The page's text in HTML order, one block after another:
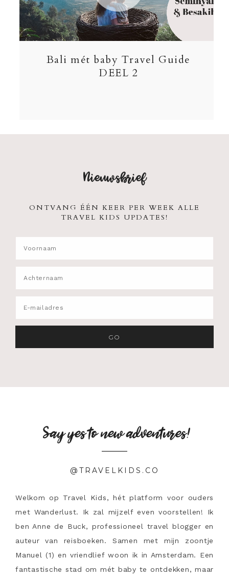
Bali mét baby Travel Guide
DEEL 2
Nieuwsbrief
ONTVANG ÉÉN KEER PER WEEK ALLE
TRAVEL KIDS UPDATES!
Say yes to new adventures!
@TRAVELKIDS.CO
Welkom op Travel Kids, hét platform voor ouders
met Wanderlust. Ik zal mijzelf even voorstellen! Ik
ben Anne de Buck, professioneel travel blogger en
auteur van reisboeken. Samen met mijn zoontje
Manuel (1) en vriendlief woon ik in Amsterdam. Een
fantastische stad om mét baby te ontdekken, maar